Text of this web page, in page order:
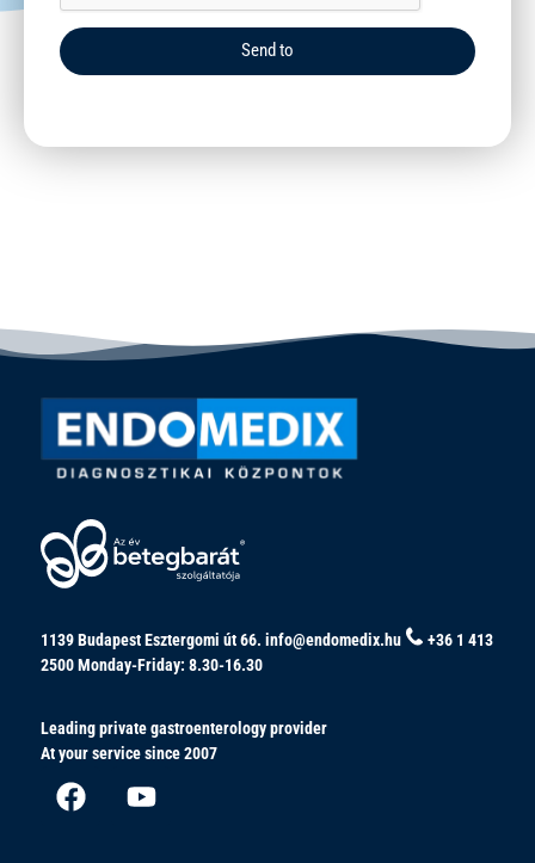
Send to
1139 Budapest Esztergomi út 66. info@endomedix.hu
+36 1 413
2500Monday-Friday: 8.30-16.30
Leading private gastroenterology provider
At your service since 2007